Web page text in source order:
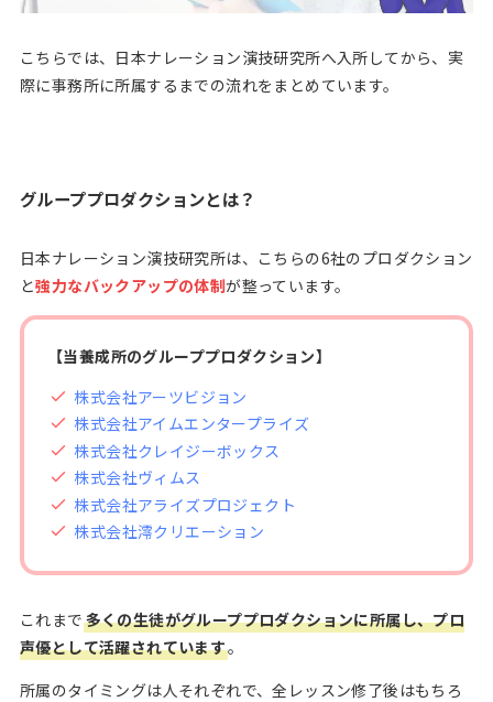
こちらでは、日本ナレーション演技研究所へ入所してから、実
際に事務所に所属するまでの流れをまとめています。
グループプロダクションとは？
日本ナレーション演技研究所は、こちらの6社のプロダクション
と強力なバックアップの体制が整っています。
【当養成所のグループプロダクション】
株式会社アーツビジョン
株式会社アイムエンタープライズ
株式会社クレイジーボックス
株式会社ヴィムス
株式会社アライズプロジェクト
株式会社澪クリエーション
これまで多くの生徒がグループプロダクションに所属し、プロ
声優として活躍されています。
所属のタイミングは人それぞれで、全レッスン修了後はもちろ